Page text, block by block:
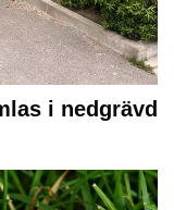
i nedgrävd